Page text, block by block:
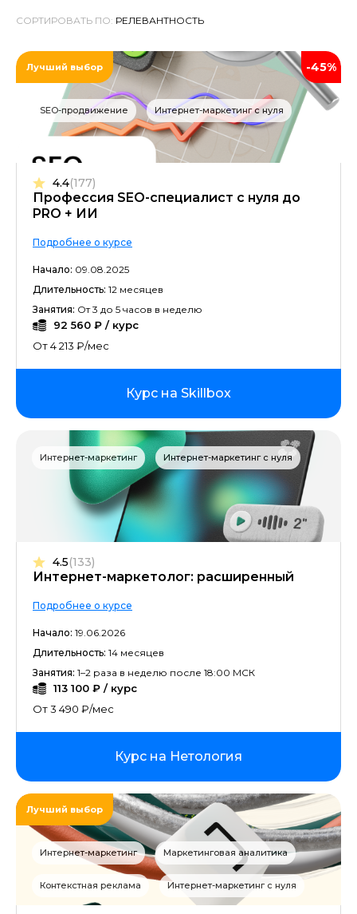
СОРТИРОВАТЬ ПО:
Лучший выбор -45%
SEO-продвижение Интернет-маркетинг с нуля
Профессия SEO-специалист c нуля до
PRO + ИИ
4.4(177)
Подробнее о курсе
Начало: 09.08.2025
Длительность: 12 месяцев
Занятия: От 3 до 5 часов в неделю
92 560 ₽ / курс
От 4 213 ₽/мес
Курс на Skillbox
Интернет-маркетинг Интернет-маркетинг с нуля
Интернет-маркетолог: расширенный
4.5(133)
Подробнее о курсе
Начало: 19.06.2026
Длительность: 14 месяцев
Занятия: 1–2 раза в неделю после 18:00 МСК
113 100 ₽ / курс
От 3 490 ₽/мес
Курс на Нетология
Лучший выбор
Интернет-маркетинг Маркетинговая аналитика
Контекстная реклама Интернет-маркетинг с нуля